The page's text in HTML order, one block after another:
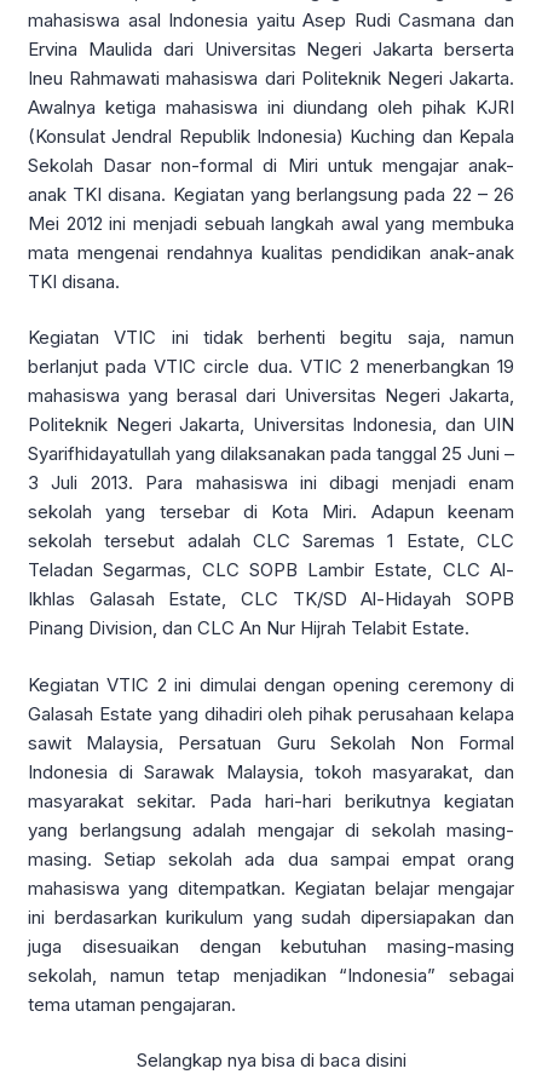
mahasiswa asal Indonesia yaitu Asep Rudi Casmana dan
Ervina Maulida dari Universitas Negeri Jakarta berserta
Ineu Rahmawati mahasiswa dari Politeknik Negeri Jakarta.
Awalnya ketiga mahasiswa ini diundang oleh pihak KJRI
(Konsulat Jendral Republik Indonesia) Kuching dan Kepala
Sekolah Dasar non-formal di Miri untuk mengajar anak-
anak TKI disana. Kegiatan yang berlangsung pada 22 – 26
Mei 2012 ini menjadi sebuah langkah awal yang membuka
mata mengenai rendahnya kualitas pendidikan anak-anak
TKI disana.
Kegiatan VTIC ini tidak berhenti begitu saja, namun
berlanjut pada VTIC circle dua. VTIC 2 menerbangkan 19
mahasiswa yang berasal dari Universitas Negeri Jakarta,
Politeknik Negeri Jakarta, Universitas Indonesia, dan UIN
Syarifhidayatullah yang dilaksanakan pada tanggal 25 Juni –
3 Juli 2013. Para mahasiswa ini dibagi menjadi enam
sekolah yang tersebar di Kota Miri. Adapun keenam
sekolah tersebut adalah CLC Saremas 1 Estate, CLC
Teladan Segarmas, CLC SOPB Lambir Estate, CLC Al-
Ikhlas Galasah Estate, CLC TK/SD Al-Hidayah SOPB
Pinang Division, dan CLC An Nur Hijrah Telabit Estate.
Kegiatan VTIC 2 ini dimulai dengan opening ceremony di
Galasah Estate yang dihadiri oleh pihak perusahaan kelapa
sawit Malaysia, Persatuan Guru Sekolah Non Formal
Indonesia di Sarawak Malaysia, tokoh masyarakat, dan
masyarakat sekitar. Pada hari-hari berikutnya kegiatan
yang berlangsung adalah mengajar di sekolah masing-
masing. Setiap sekolah ada dua sampai empat orang
mahasiswa yang ditempatkan. Kegiatan belajar mengajar
ini berdasarkan kurikulum yang sudah dipersiapakan dan
juga disesuaikan dengan kebutuhan masing-masing
sekolah, namun tetap menjadikan “Indonesia” sebagai
tema utaman pengajaran.
Selangkap nya bisa di baca disini